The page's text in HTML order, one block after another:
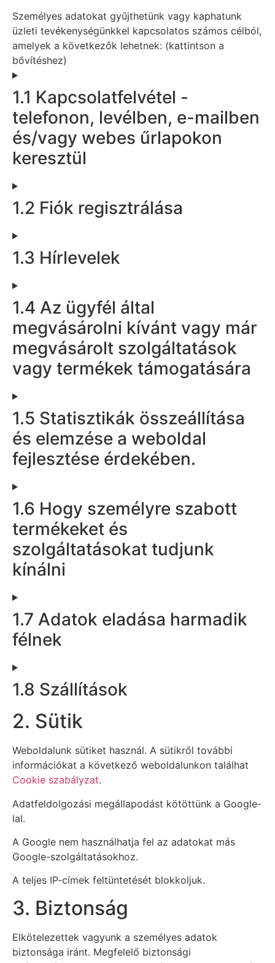
Személyes adatokat gyűjthetünk vagy kaphatunk
üzleti tevékenységünkkel kapcsolatos számos célból,
amelyek a következők lehetnek: (kattintson a
bővítéshez)
1.1 Kapcsolatfelvétel -
telefonon, levélben, e-mailben
és/vagy webes űrlapokon
keresztül
1.2 Fiók regisztrálása
1.3 Hírlevelek
1.4 Az ügyfél által
megvásárolni kívánt vagy már
megvásárolt szolgáltatások
vagy termékek támogatására
1.5 Statisztikák összeállítása
és elemzése a weboldal
fejlesztése érdekében.
1.6 Hogy személyre szabott
termékeket és
szolgáltatásokat tudjunk
kínálni
1.7 Adatok eladása harmadik
félnek
1.8 Szállítások
2. Sütik
Weboldalunk sütiket használ. A sütikről további
információkat a következő weboldalunkon találhat
Cookie szabályzat.
Adatfeldolgozási megállapodást kötöttünk a Google-
lal.
A Google nem használhatja fel az adatokat más
Google-szolgáltatásokhoz.
A teljes IP-címek feltüntetését blokkoljuk.
3. Biztonság
Elkötelezettek vagyunk a személyes adatok
biztonsága iránt. Megfelelő biztonsági